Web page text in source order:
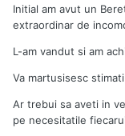
Initial am avut un
extraordinar de
L-am vandut si am
Va martusisesc
Ar trebui sa aveti in
pe necesitatile